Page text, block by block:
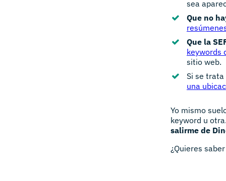
sea
Que no
Que la
keywords
sitio web.
Si se
una
Yo mismo
keyword u
salirme de
¿Quieres